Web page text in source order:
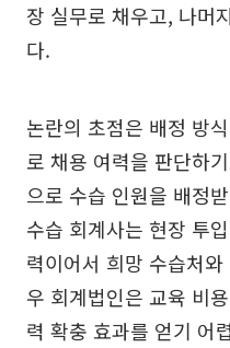
장 실무로 채우고, 나머
다.
논란의 초점은 배정 방
로 채용 여력을 판단하
으로 수습 인원을 배정
수습 회계사는 현장 투
력이어서 희망 수습처
우 회계법인은 교육 비
력 확충 효과를 얻기 어